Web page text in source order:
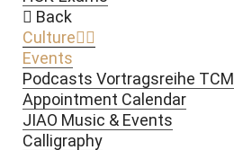
Back
Culture
Events
Podcasts Vortragsreihe TCM
Appointment Calendar
JIAO Music & Events
Calligraphy